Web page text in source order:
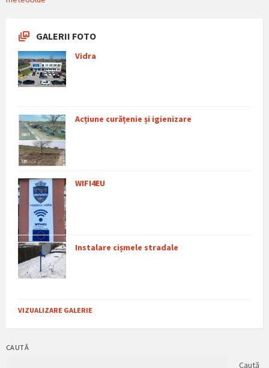
GALERII FOTO
Vidra
Acțiune curățenie și igienizare
WIFI4EU
Instalare cișmele stradale
VIZUALIZARE GALERIE
CAUTĂ
Caută